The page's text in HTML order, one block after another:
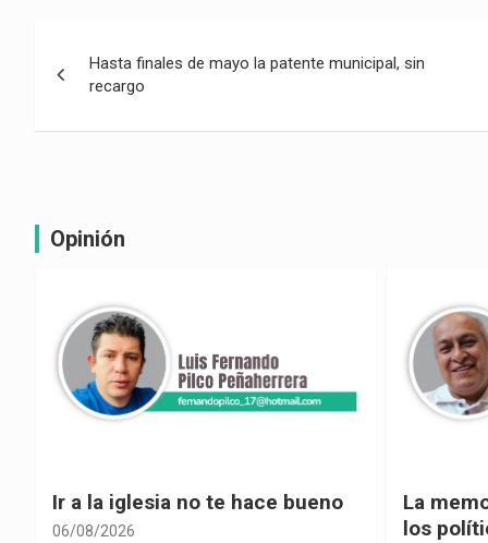
de
entradas
Hasta finales de mayo la patente municipal, sin
recargo
Opinión
La memoria selectiva un mal en
los políticos, cuando la crítica
Cuando
hacia